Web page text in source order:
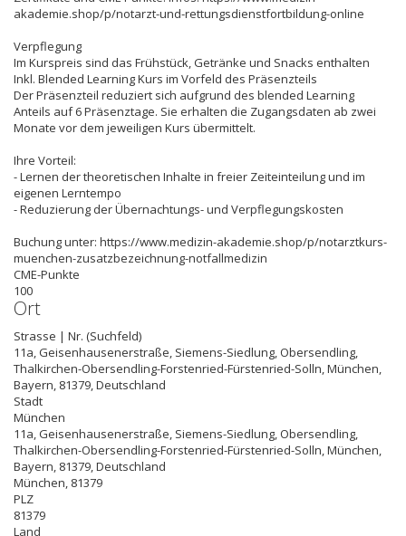
akademie.shop/p/notarzt-und-rettungsdienstfortbildung-online
Verpflegung
Im Kurspreis sind das Frühstück, Getränke und Snacks enthalten
Inkl. Blended Learning Kurs im Vorfeld des Präsenzteils
Der Präsenzteil reduziert sich aufgrund des blended Learning
Anteils auf 6 Präsenztage. Sie erhalten die Zugangsdaten ab zwei
Monate vor dem jeweiligen Kurs übermittelt.
Ihre Vorteil:
- Lernen der theoretischen Inhalte in freier Zeiteinteilung und im
eigenen Lerntempo
- Reduzierung der Übernachtungs- und Verpflegungskosten
Buchung unter: https://www.medizin-akademie.shop/p/notarztkurs-
muenchen-zusatzbezeichnung-notfallmedizin
CME-Punkte
100
Ort
Strasse | Nr. (Suchfeld)
11a, Geisenhausenerstraße, Siemens-Siedlung, Obersendling,
Thalkirchen-Obersendling-Forstenried-Fürstenried-Solln, München,
Bayern, 81379, Deutschland
Stadt
München
11a, Geisenhausenerstraße, Siemens-Siedlung, Obersendling,
Thalkirchen-Obersendling-Forstenried-Fürstenried-Solln, München,
Bayern, 81379, Deutschland
München, 81379
PLZ
81379
Land